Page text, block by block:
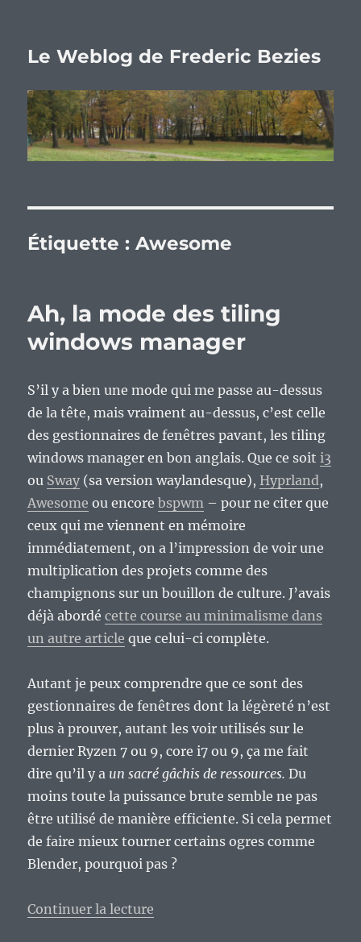
Le Weblog de Frederic Bezies
Étiquette :Awesome
Ah, la mode des tiling
windows manager
S’il y a bien une mode qui me passe au-dessus
de la tête, mais vraiment au-dessus, c’est celle
des gestionnaires de fenêtres pavant, les tiling
windows manager en bon anglais. Que ce soiti3
ou Sway (sa version waylandesque), Hyprland,
Awesome ou encorebspwm – pour ne citer que
ceux qui me viennent en mémoire
immédiatement, on a l’impression de voir une
multiplication des projets comme des
champignons sur un bouillon de culture. J’avais
déjà abordécette course au minimalisme dans
un autre article que celui-ci complète.
Autant je peux comprendre que ce sont des
gestionnaires de fenêtres dont la légèreté n’est
plus à prouver, autant les voir utilisés sur le
dernier Ryzen 7 ou 9, core i7 ou 9, ça me fait
dire qu’il y a un sacré gâchis de ressources. Du
moins toute la puissance brute semble ne pas
être utilisé de manière efficiente. Si cela permet
de faire mieux tourner certains ogres comme
Blender, pourquoi pas ?
Continuer la lecture